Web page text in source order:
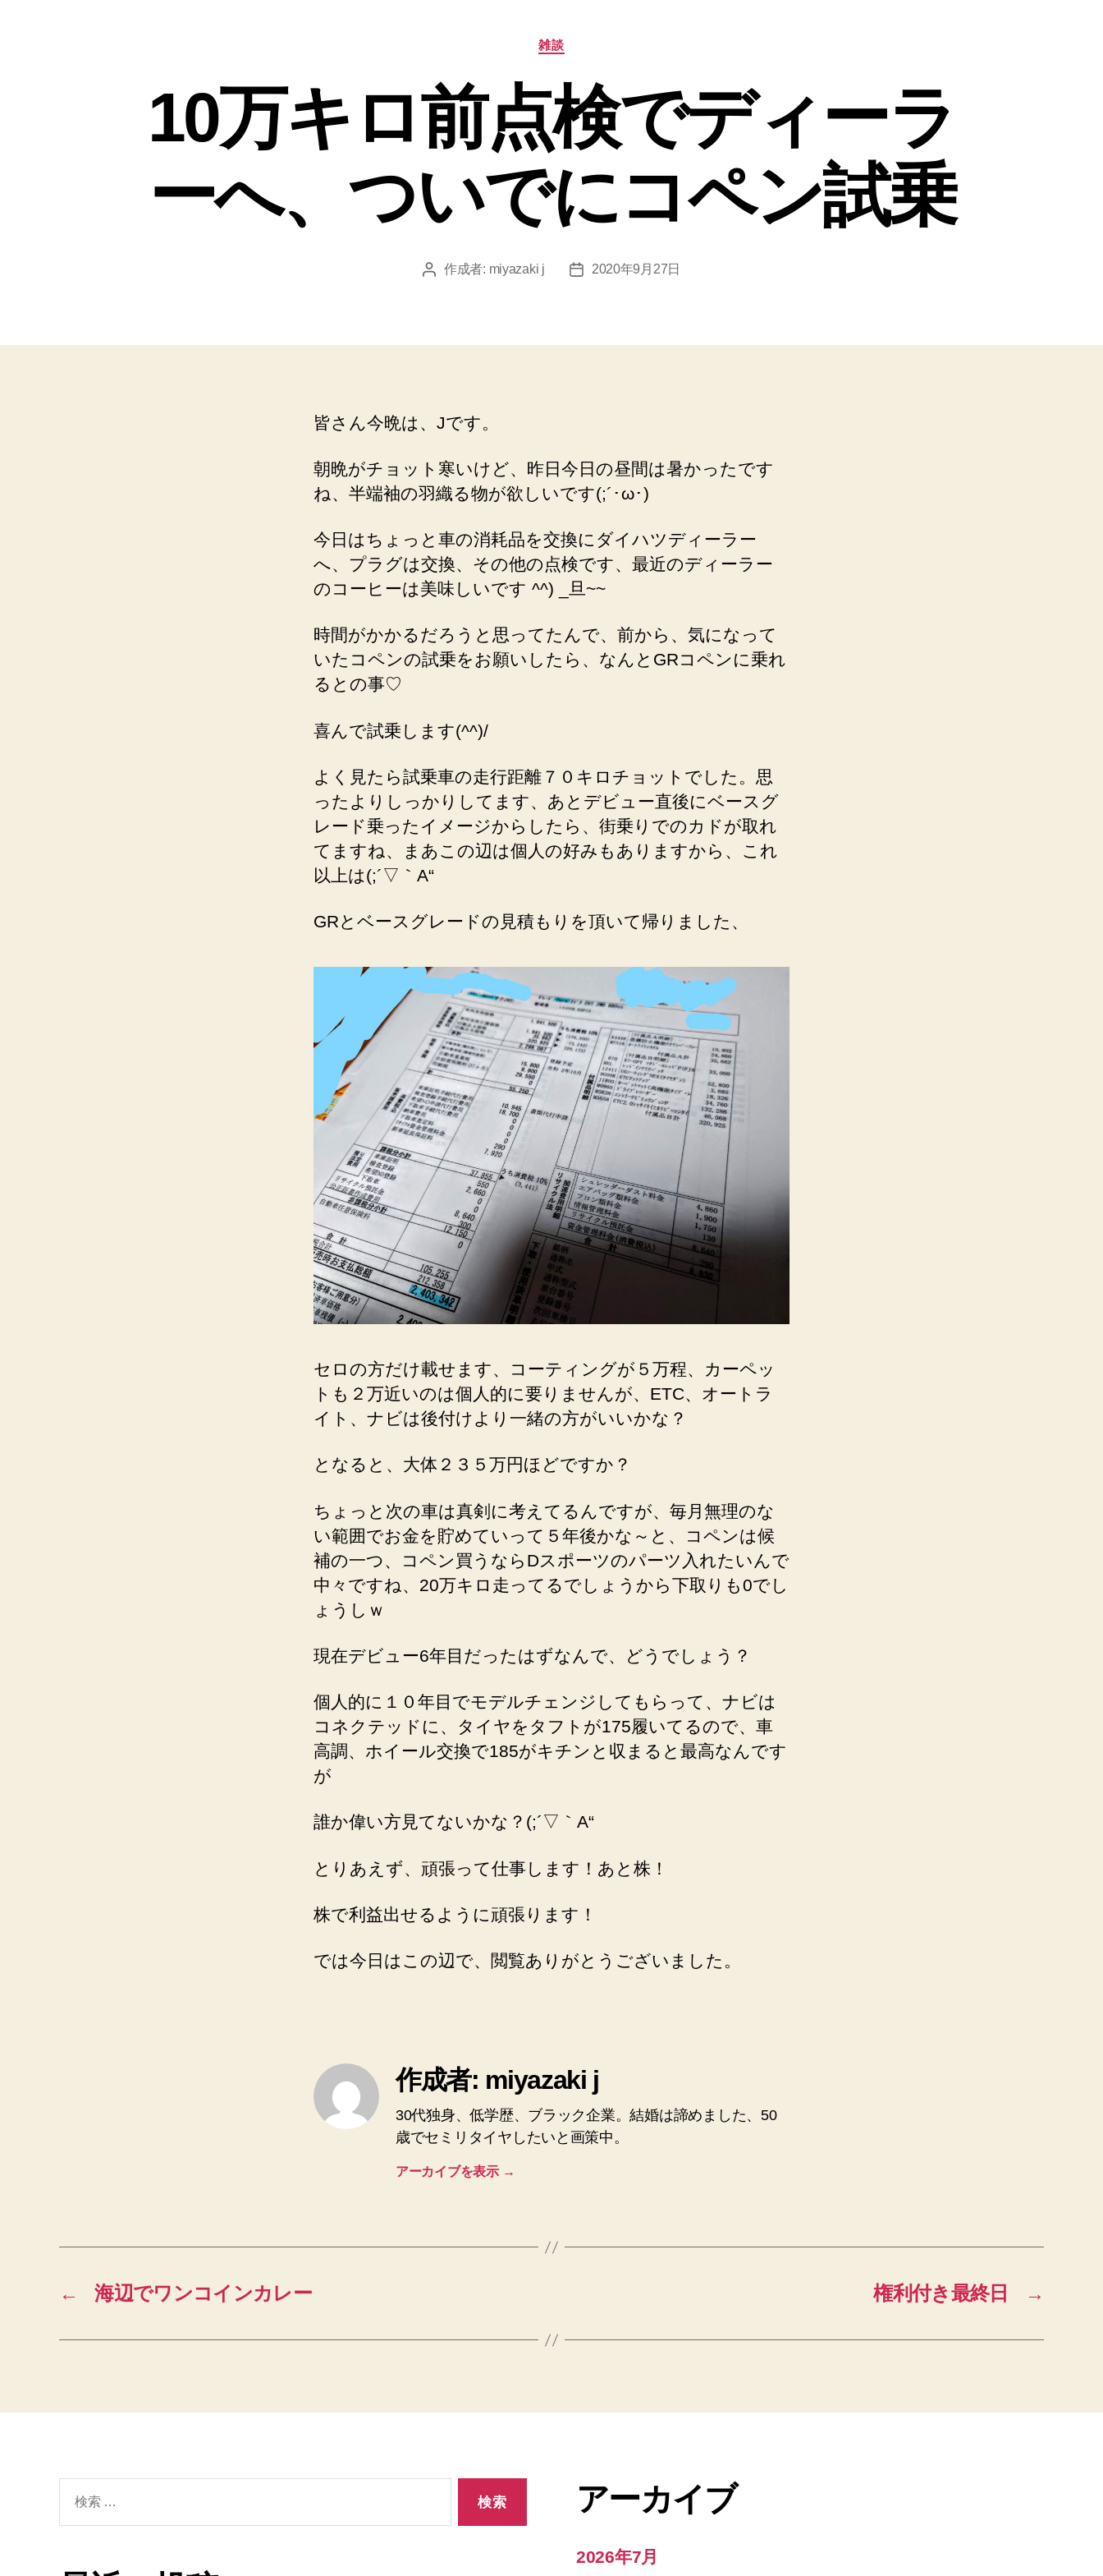
カ
テ
リ
ー
雑談
10万キロ前点検でディーラ
ーへ、ついでにコペン試乗
投 作成者: miyazaki j
投
2020年9月27日
皆さん今晩は、Jです。
朝晩がチョット寒いけど、昨日今日の昼間は暑かったです
ね、半端袖の羽織る物が欲しいです(;´･ω･)
今日はちょっと車の消耗品を交換にダイハツディーラー
へ、プラグは交換、その他の点検です、最近のディーラー
のコーヒーは美味しいです ^^) _旦~~
時間がかかるだろうと思ってたんで、前から、気になって
いたコペンの試乗をお願いしたら、なんとGRコペンに乗れ
るとの事♡
喜んで試乗します(^^)/
よく見たら試乗車の走行距離７０キロチョットでした。思
ったよりしっかりしてます、あとデビュー直後にベースグ
レード乗ったイメージからしたら、街乗りでのカドが取れ
てますね、まあこの辺は個人の好みもありますから、これ
以上は(;´▽｀A“
GRとベースグレードの見積もりを頂いて帰りました、
セロの方だけ載せます、コーティングが５万程、カーペッ
トも２万近いのは個人的に要りませんが、ETC、オートラ
イト、ナビは後付けより一緒の方がいいかな？
となると、大体２３５万円ほどですか？
ちょっと次の車は真剣に考えてるんですが、毎月無理のな
い範囲でお金を貯めていって５年後かな～と、コペンは候
補の一つ、コペン買うならDスポーツのパーツ入れたいんで
中々ですね、20万キロ走ってるでしょうから下取りも0でし
ょうしｗ
現在デビュー6年目だったはずなんで、どうでしょう？
個人的に１０年目でモデルチェンジしてもらって、ナビは
コネクテッドに、タイヤをタフトが175履いてるので、車
高調、ホイール交換で185がキチンと収まると最高なんです
が
誰か偉い方見てないかな？(;´▽｀A“
とりあえず、頑張って仕事します！あと株！
株で利益出せるように頑張ります！
では今日はこの辺で、閲覧ありがとうございました。
作成者: miyazaki j
30代独身、低学歴、ブラック企業。結婚は諦めました、50
歳でセミリタイヤしたいと画策中。
アーカイブを表示 →
← 海辺でワンコインカレー →
権利付き最終日
アーカイブ
2026年7月